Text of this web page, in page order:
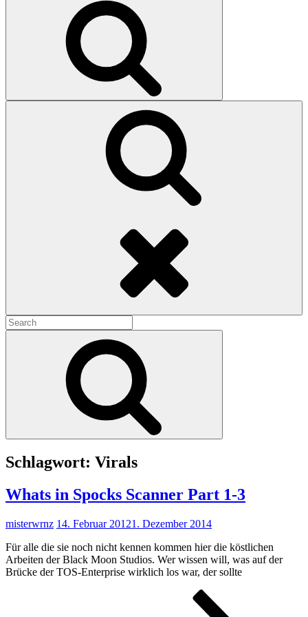
Search
for:
Schlagwort: Virals
Whats in Spocks Scanner Part 1-3
misterwrnz 14. Februar 20121. Dezember 2014
Für alle die sie noch nicht kennen kommen hier die köstlichen
Arbeiten der Black Moon Studios. Wer wissen will, was auf der
Brücke der TOS-Enterprise wirklich los war, der sollte